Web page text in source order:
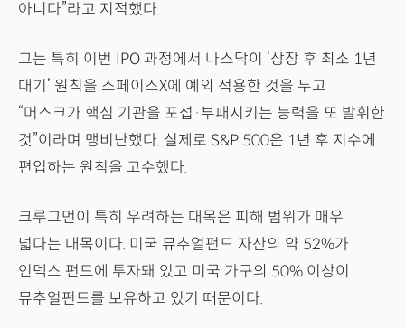
아니다”라고 지적했다.
그는 특히 이번 IPO 과정에서 나스닥이 ‘상장 후 최소 1년
대기’ 원칙을 스페이스X에 예외 적용한 것을 두고
“머스크가 핵심 기관을 포섭·부패시키는 능력을 또 발휘한
것”이라며 맹비난했다. 실제로 S&P 500은 1년 후 지수에
편입하는 원칙을 고수했다.
크루그먼이 특히 우려하는 대목은 피해 범위가 매우
넓다는 대목이다. 미국 뮤추얼펀드 자산의 약 52%가
인덱스 펀드에 투자돼 있고 미국 가구의 50% 이상이
뮤추얼펀드를 보유하고 있기 때문이다.